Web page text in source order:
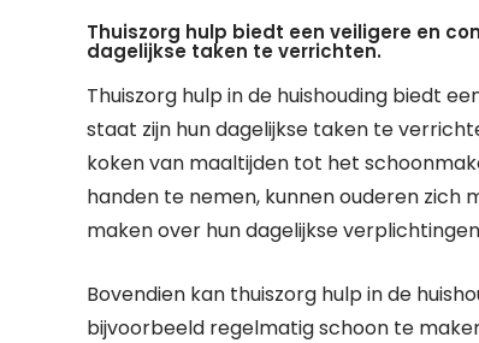
Thuiszorg hulp biedt een veiligere en
dagelijkse taken te verrichten.
Thuiszorg hulp in de huishouding biedt
staat zijn hun dagelijkse taken te
koken van maaltijden tot het
handen te nemen, kunnen ouderen zich
maken over hun dagelijkse
Bovendien kan thuiszorg hulp in de
bijvoorbeeld regelmatig schoon te